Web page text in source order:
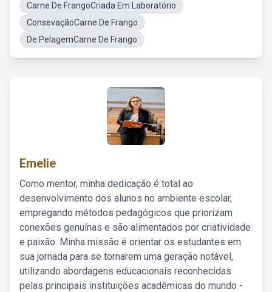
Carne De FrangoCriada Em Laboratório
ConsevaçãoCarne De Frango
De PelagemCarne De Frango
Emelie
Como mentor, minha dedicação é total ao
desenvolvimento dos alunos no ambiente escolar,
empregando métodos pedagógicos que priorizam
conexões genuínas e são alimentados por criatividade
e paixão. Minha missão é orientar os estudantes em
sua jornada para se tornarem uma geração notável,
utilizando abordagens educacionais reconhecidas
pelas principais instituições acadêmicas do mundo -